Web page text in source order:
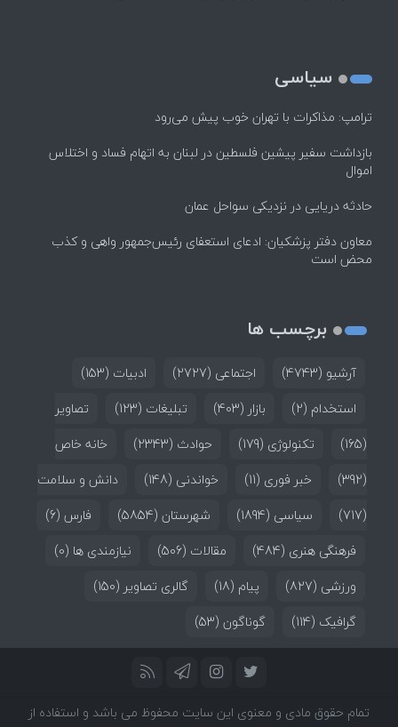
سیاسی
ترامپ: مذاکرات با تهران خوب پیش می‌رود
بازداشت سفیر پیشین فلسطین در لبنان به اتهام فساد و اختلاس
اموال
حادثه دریایی در نزدیکی سواحل عمان
معاون دفتر پزشکیان: ادعای استعفای رئیس‌جمهور واهی و کذب
محض است
برچسب ها
آرشیو (4743) اجتماعی (2727) ادبیات (153)
استخدام (2) بازار (403) تبلیغات (123)
تصاویر
(165)
تکنولوژی (179) حوادث (2343)
خانه خاص
(392)
خبر فوری (11) خواندنی (148)
دانش و سلامت
(717)
سیاسی (1894) شهرستان (5854) فارس (6)
فرهنگی هنری (484) مقالات (506) نیازمندی ها (0)
ورزشی (827) پیام (18) گالری تصاویر (150)
گرافیک (114) گوناگون (53)
تمام حقوق مادی و معنوی این سایت محفوظ می باشد و استفاده از